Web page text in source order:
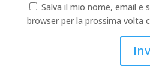
Salva il mio nome, email e
browser per la prossima volta